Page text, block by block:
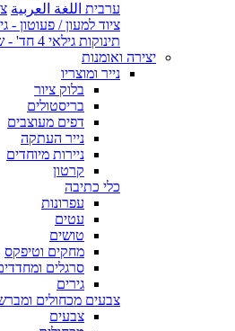
ערבית اللغة العربية
ציוד למעון / פעוטון - גילאי 1.9-
תינוקות גילאי 4 חד' - שנה
יצירה ואומנות
נייר ומוצריו
בלוק ציור
בריסטולים
דפים מעוצבים
נייר העתקה
ניירות מיוחדים
קרטון
כלי כתיבה
עפרונות
עטים
טושים
מחקים וטיפקס
סרגלים
גירים
צבעים מכחולים
צבעים